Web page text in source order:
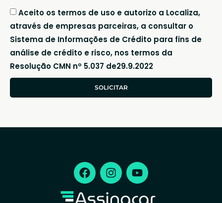
Aceito os termos de uso e autorizo a Localiza,
através de empresas parceiras, a consultar o
Sistema de Informações de Crédito para fins de
análise de crédito e risco, nos termos da
Resolução CMN nº 5.037 de29.9.2022
SOLICITAR